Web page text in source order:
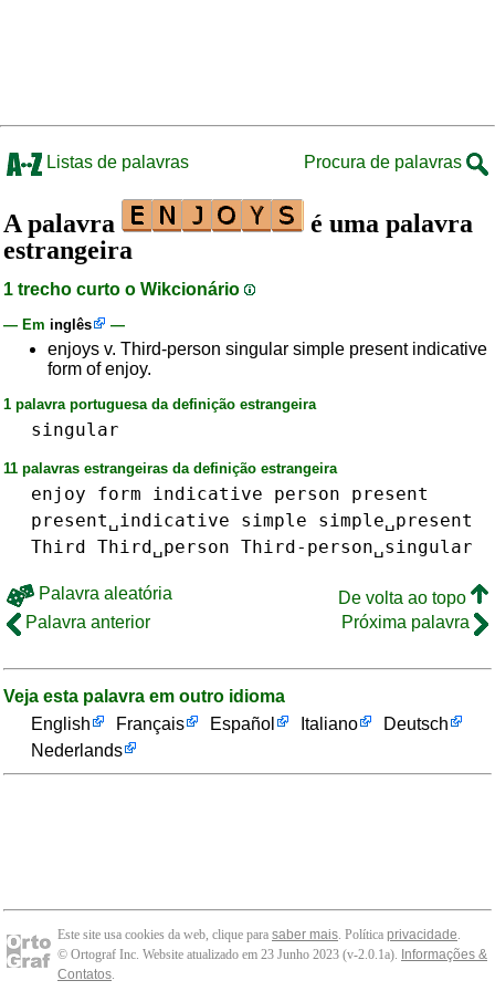
Listas de palavras Procura de palavras
A palavra
é uma palavra
estrangeira
1 trecho curto o Wikcionário
— Em inglês —
enjoys v. Third-person singular simple present indicative
form of enjoy.
1 palavra portuguesa da definição estrangeira
singular
11 palavras estrangeiras da definição estrangeira
enjoy form indicative person
present
present␣indicative
simple
simple␣present
Third Third␣person Third-person␣singular
Palavra aleatória
De volta ao topo
Palavra anterior
Próxima palavra
Veja esta palavra em outro idioma
English
Français Español Italiano
Deutsch
Nederlands
Este site usa cookies da web, clique para saber mais. Política privacidade.
© Ortograf Inc. Website atualizado em 23 Junho 2023 (v-2.0.1a). Informações &
Contatos.